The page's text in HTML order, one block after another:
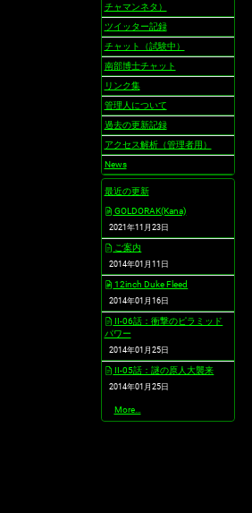
チャマンネタ）
ツイッター記録
チャット（試験中）
南部博士チャット
リンク集
管理人について
過去の更新記録
アクセス解析（管理者用）
News
最近の更新
GOLDORAK(Kana)
2021年11月23日
ご案内
2014年01月11日
12inch Duke Fleed
2014年01月16日
II-06話：衝撃のピラミッド
パワー
2014年01月25日
II-05話：謎の原人大襲来
2014年01月25日
最
More…